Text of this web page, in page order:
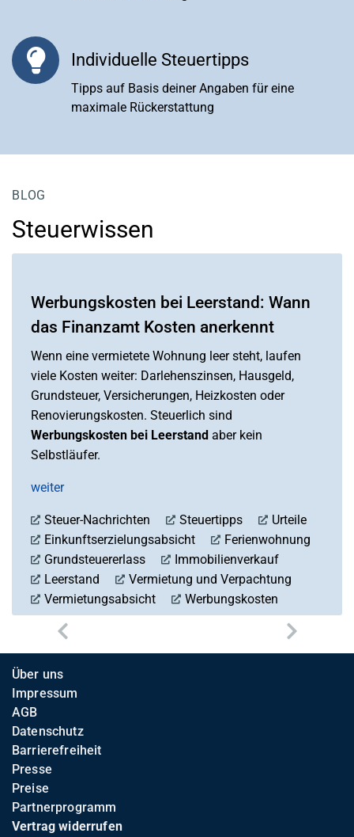
Individuelle Steuertipps
Tipps auf Basis deiner Angaben für eine
maximale Rückerstattung
BLOG
Steuerwissen
Werbungskosten bei Leerstand: Wann
das Finanzamt Kosten anerkennt
Wenn eine vermietete Wohnung leer steht, laufen
viele Kosten weiter: Darlehenszinsen, Hausgeld,
Grundsteuer, Versicherungen, Heizkosten oder
Renovierungskosten. Steuerlich sind
Werbungskosten bei Leerstand aber kein
Selbstläufer.
weiter
Steuer-Nachrichten Steuertipps
Urteile
Einkunftserzielungsabsicht
Ferienwohnung
Grundsteuererlass
Immobilienverkauf
Leerstand
Vermietung und Verpachtung
Vermietungsabsicht
Werbungskosten
Über uns
Impressum
AGB
Datenschutz
Barrierefreiheit
Presse
Preise
Partnerprogramm
Vertrag widerrufen